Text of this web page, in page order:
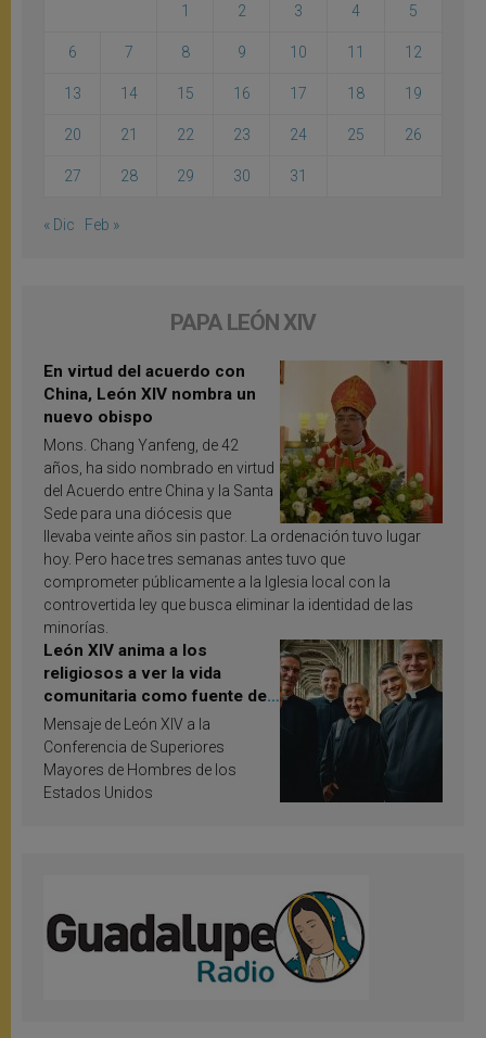
1 2 3 4 5
6 7 8 9 10 11 12
13 14 15 16 17 18 19
20 21 22 23 24 25 26
27 28 29 30 31
« Dic Feb »
PAPA LEÓN XIV
En virtud del acuerdo con
China, León XIV nombra un
nuevo obispo
Mons. Chang Yanfeng, de 42
años, ha sido nombrado en virtud
del Acuerdo entre China y la Santa
Sede para una diócesis que
llevaba veinte años sin pastor. La ordenación tuvo lugar
hoy. Pero hace tres semanas antes tuvo que
comprometer públicamente a la Iglesia local con la
controvertida ley que busca eliminar la identidad de las
minorías.
León XIV anima a los
religiosos a ver la vida
comunitaria como fuente de
inspiración y santificación
Mensaje de León XIV a la
Conferencia de Superiores
Mayores de Hombres de los
Estados Unidos